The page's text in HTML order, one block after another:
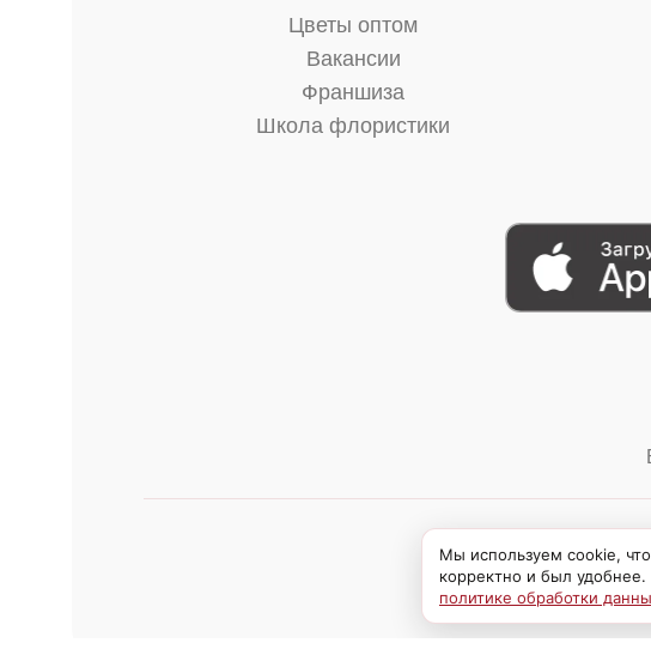
Цветы оптом
Вакансии
Франшиза
Школа флористики
Мы используем cookie,
корректно и был
политике обработки